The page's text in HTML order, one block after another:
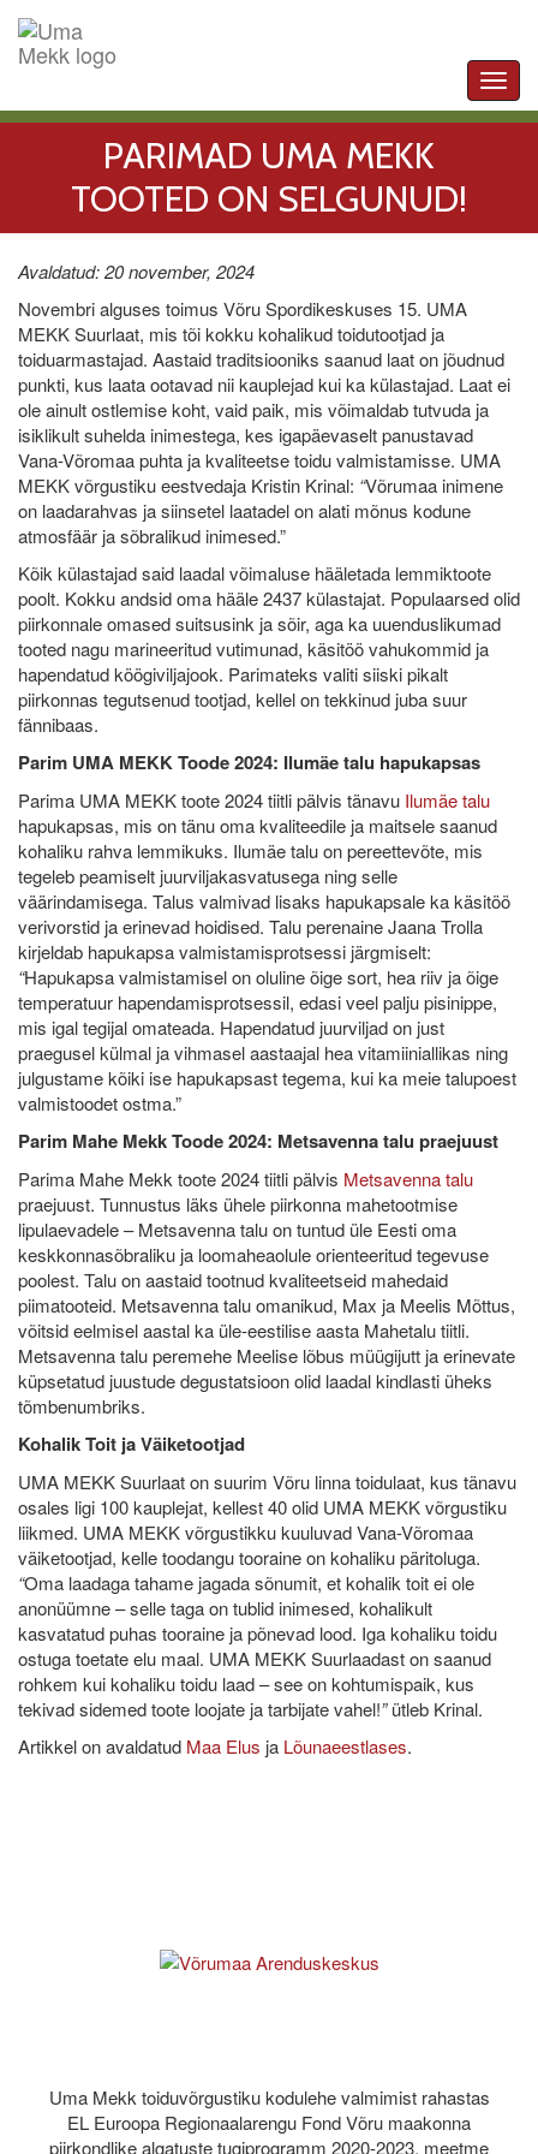
PARIMAD UMA MEKK
TOOTED ON SELGUNUD!
Avaldatud: 20 november, 2024
Novembri alguses toimus Võru Spordikeskuses 15. UMA
MEKK Suurlaat, mis tõi kokku kohalikud toidutootjad ja
toiduarmastajad. Aastaid traditsiooniks saanud laat on jõudnud
punkti, kus laata ootavad nii kauplejad kui ka külastajad. Laat ei
ole ainult ostlemise koht, vaid paik, mis võimaldab tutvuda ja
isiklikult suhelda inimestega, kes igapäevaselt panustavad
Vana-Võromaa puhta ja kvaliteetse toidu valmistamisse. UMA
MEKK võrgustiku eestvedaja Kristin Krinal: “Võrumaa inimene
on laadarahvas ja siinsetel laatadel on alati mõnus kodune
atmosfäär ja sõbralikud inimesed.”
Kõik külastajad said laadal võimaluse hääletada lemmiktoote
poolt. Kokku andsid oma hääle 2437 külastajat. Populaarsed olid
piirkonnale omased suitsusink ja sõir, aga ka uuenduslikumad
tooted nagu marineeritud vutimunad, käsitöö vahukommid ja
hapendatud köögiviljajook. Parimateks valiti siiski pikalt
piirkonnas tegutsenud tootjad, kellel on tekkinud juba suur
fännibaas.
Parim UMA MEKK Toode 2024: Ilumäe talu hapukapsas
Parima UMA MEKK toote 2024 tiitli pälvis tänavu Ilumäe talu
hapukapsas, mis on tänu oma kvaliteedile ja maitsele saanud
kohaliku rahva lemmikuks. Ilumäe talu on pereettevõte, mis
tegeleb peamiselt juurviljakasvatusega ning selle
väärindamisega. Talus valmivad lisaks hapukapsale ka käsitöö
verivorstid ja erinevad hoidised. Talu perenaine Jaana Trolla
kirjeldab hapukapsa valmistamisprotsessi järgmiselt:
“Hapukapsa valmistamisel on oluline õige sort, hea riiv ja õige
temperatuur hapendamisprotsessil, edasi veel palju pisinippe,
mis igal tegijal omateada. Hapendatud juurviljad on just
praegusel külmal ja vihmasel aastaajal hea vitamiiniallikas ning
julgustame kõiki ise hapukapsast tegema, kui ka meie talupoest
valmistoodet ostma.”
Parim Mahe Mekk Toode 2024: Metsavenna talu praejuust
Parima Mahe Mekk toote 2024 tiitli pälvis Metsavenna talu
praejuust. Tunnustus läks ühele piirkonna mahetootmise
lipulaevadele – Metsavenna talu on tuntud üle Eesti oma
keskkonnasõbraliku ja loomaheaolule orienteeritud tegevuse
poolest. Talu on aastaid tootnud kvaliteetseid mahedaid
piimatooteid. Metsavenna talu omanikud, Max ja Meelis Mõttus,
võitsid eelmisel aastal ka üle-eestilise aasta Mahetalu tiitli.
Metsavenna talu peremehe Meelise lõbus müügijutt ja erinevate
küpsetatud juustude degustatsioon olid laadal kindlasti üheks
tõmbenumbriks.
Kohalik Toit ja Väiketootjad
UMA MEKK Suurlaat on suurim Võru linna toidulaat, kus tänavu
osales ligi 100 kauplejat, kellest 40 olid UMA MEKK võrgustiku
liikmed. UMA MEKK võrgustikku kuuluvad Vana-Võromaa
väiketootjad, kelle toodangu tooraine on kohaliku päritoluga.
“Oma laadaga tahame jagada sõnumit, et kohalik toit ei ole
anonüümne – selle taga on tublid inimesed, kohalikult
kasvatatud puhas tooraine ja põnevad lood. Iga kohaliku toidu
ostuga toetate elu maal. UMA MEKK Suurlaadast on saanud
rohkem kui kohaliku toidu laad – see on kohtumispaik, kus
tekivad sidemed toote loojate ja tarbijate vahel!”ütleb Krinal.
Artikkel on avaldatud Maa Elus ja Lõunaeestlases.
Uma Mekk toiduvõrgustiku kodulehe valmimist rahastas
EL Euroopa Regionaalarengu Fond Võru maakonna
piirkondlike algatuste tugiprogramm 2020-2023, meetme